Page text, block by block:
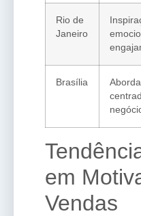
Rio de
Janeiro
Brasília
em
Vendas